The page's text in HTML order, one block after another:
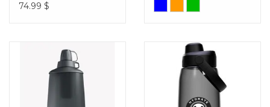
74.99 $